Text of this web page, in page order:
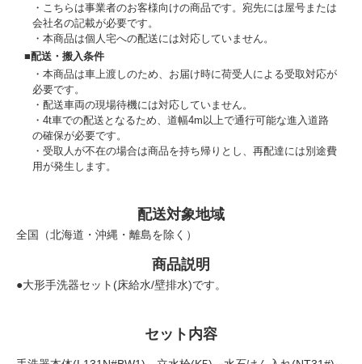
こちらは事業者のお客様向けの商品です。宛先には屋号または
会社名の記載が必要です。
本商品は個人宅への配送には対応していません。
■配送・搬入条件
本商品は車上渡しのため、お届け時に荷受人による受取対応が
必要です。
配送車両の現場待機には対応していません。
4t車での配送となるため、道幅4m以上で通行可能な進入道路
の確保が必要です。
受取人が不在の場合は商品を持ち帰りとし、再配達には別途費
用が発生します。
配送対象地域
全国（北海道・沖縄・離島を除く）
商品説明
●大形手洗器セット(床給水/壁排水)です。
セット内容